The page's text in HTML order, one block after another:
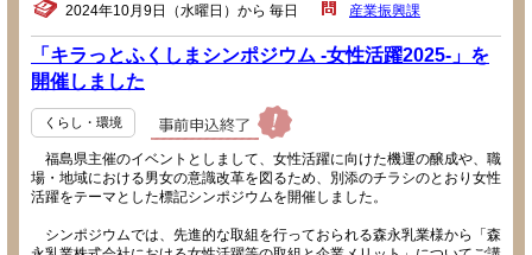
2024年10月9日（水曜日）から 毎日 産業振興課
「キラっとふくしまシンポジウム -女性活躍2025-」を
開催しました
くらし・環境
福島県主催のイベントとしまして、女性活躍に向けた機運の醸成や、職
場・地域における男女の意識改革を図るため、別添のチラシのとおり女性
活躍をテーマとした標記シンポジウムを開催しました。
シンポジウムでは、先進的な取組を行っておられる森永乳業様から「森